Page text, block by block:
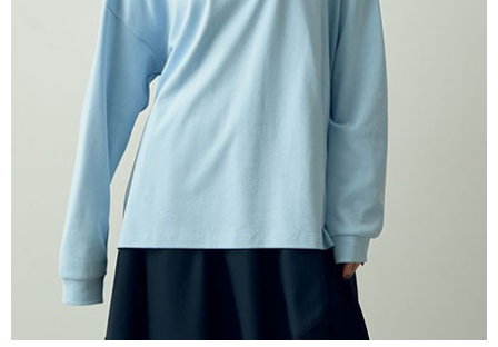
【注意事項】
１．透過由恩沛科技股份有限公司提供之「AFTEE先享後付」服務完成之交
易，需依本服務之必要範圍內提供個人資料，並將交易相關給付款項請求債
權轉讓予恩沛科技股份有限公司。
２．關於個人資料處理事宜，請瀏覽以下網址：
https://aftee.tw/terms/#terms3
３．未成年的使用者請事先徵得法定代理人或監護人之同意方可使用
「AFTEE先享後付」，若未經同意申辦者引起之損失，本公司不負相關責
４．使用「AFTEE先享後付」時，將依據個別帳號之用戶狀況，依本公司即
時審查核予不同之上限額度；若仍有額度不足之情形，本公司將視審查結果
請求用戶進行身份認證。
５．嚴禁一人註冊多個帳號或使用他人資訊註冊。若發現惡意使用之情形，
恩沛科技股份有限公司將有權停止該用戶之使用額度並採取法律行動。
7-11取貨付款
每筆NT$60，滿NT$888(含以上)免運費
每筆NT$60，滿NT$888(含以上)免運費
每筆NT$90，滿NT$888(含以上)免運費